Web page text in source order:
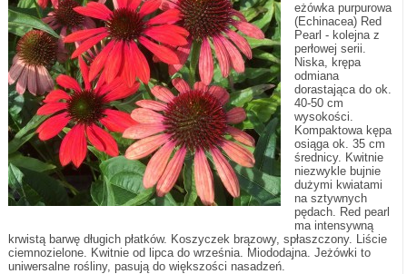
eżówka purpurowa
(Echinacea) Red
Pearl - kolejna z
perłowej serii.
Niska, krępa
odmiana
dorastająca do ok.
40-50 cm
wysokości.
Kompaktowa kępa
osiąga ok. 35 cm
średnicy. Kwitnie
niezwykle bujnie
dużymi kwiatami
na sztywnych
pędach. Red pearl
ma intensywną
krwistą barwę długich płatków. Koszyczek brązowy, spłaszczony. Liście
ciemnozielone. Kwitnie od lipca do września. Miododajna. Jeżówki to
uniwersalne rośliny, pasują do większości nasadzeń.